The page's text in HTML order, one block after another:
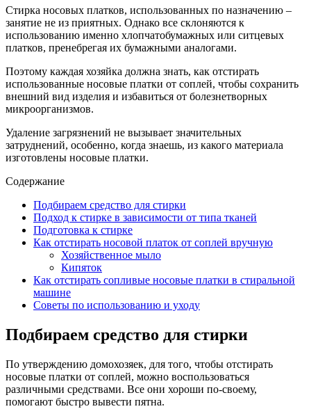
Стирка носовых платков, использованных по назначению –
занятие не из приятных. Однако все склоняются к
использованию именно хлопчатобумажных или ситцевых
платков, пренебрегая их бумажными аналогами.
Поэтому каждая хозяйка должна знать, как отстирать
использованные носовые платки от соплей, чтобы сохранить
внешний вид изделия и избавиться от болезнетворных
микроорганизмов.
Удаление загрязнений не вызывает значительных
затруднений, особенно, когда знаешь, из какого материала
изготовлены носовые платки.
Содержание
Подбираем средство для стирки
Подход к стирке в зависимости от типа тканей
Подготовка к стирке
Как отстирать носовой платок от соплей вручную
Хозяйственное мыло
Кипяток
Как отстирать сопливые носовые платки в стиральной
машине
Советы по использованию и уходу
Подбираем средство для стирки
По утверждению домохозяек, для того, чтобы отстирать
носовые платки от соплей, можно воспользоваться
различными средствами. Все они хороши по-своему,
помогают быстро вывести пятна.